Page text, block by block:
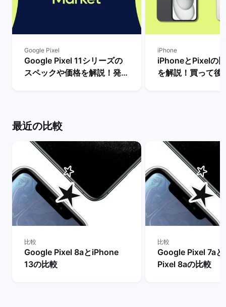
Google Pixel
Google Pixel 11シリーズの
スペックや価格を解説！発売
iPhone
iPhoneとPixelの
を解説！買って後
最近の比較
比較
Google Pixel 8aとiPhone
13の比較
比較
Google Pixel 7a
Pixel 8aの比較